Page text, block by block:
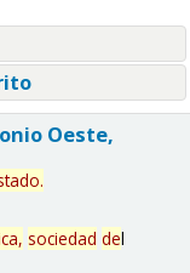
Oeste,
.
sociedad del